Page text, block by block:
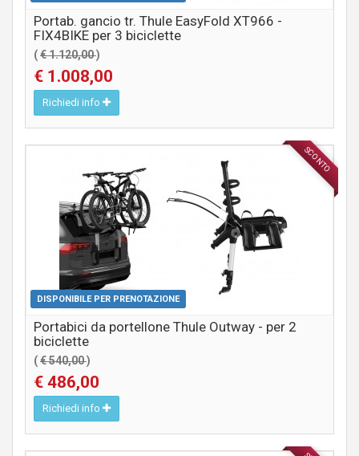
Portab. gancio tr. Thule EasyFold XT966 -
FIX4BIKE per 3 biciclette
(€ 1.120,00)
€ 1.008,00
Richiedi info
SCONTO
DISPONIBILE PER PRENOTAZIONE
ACCESSORI
Portabici da portellone Thule Outway - per 2
biciclette
(€ 540,00)
€ 486,00
Richiedi info